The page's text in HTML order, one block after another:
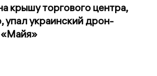
крышу торгового центра,
упал украинский дрон-
«Майя»